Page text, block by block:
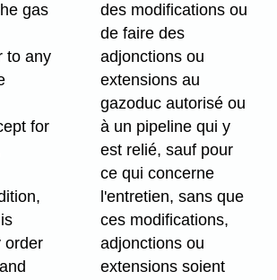
gas
to any
for
order
des modifications ou
de faire des
adjonctions ou
extensions au
gazoduc autorisé ou
à un pipeline qui y
est relié, sauf pour
ce qui concerne
l'entretien, sans que
ces modifications,
adjonctions ou
extensions soient